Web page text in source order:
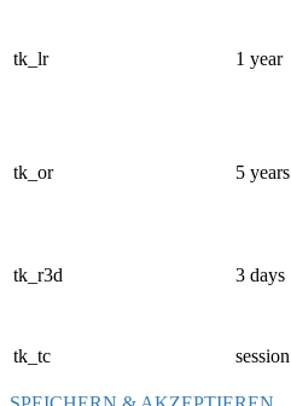
tk_lr 1 year
tk_or 5 years
tk_r3d 3 days
tk_tc session